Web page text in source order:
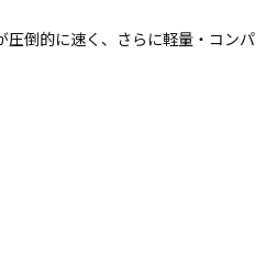
倒的に速く、さらに軽量・コン